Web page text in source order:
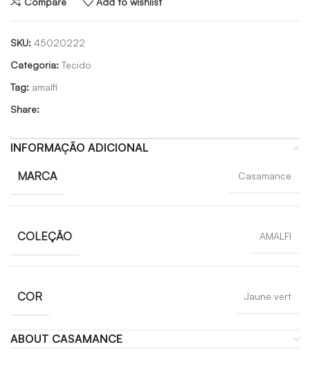
SKU: 45020222
Categoria: Tecido
Tag: amalfi
Share:
INFORMAÇÃO ADICIONAL
MARCA Casamance
COLEÇÃO AMALFI
COR Jaune vert
ABOUT CASAMANCE